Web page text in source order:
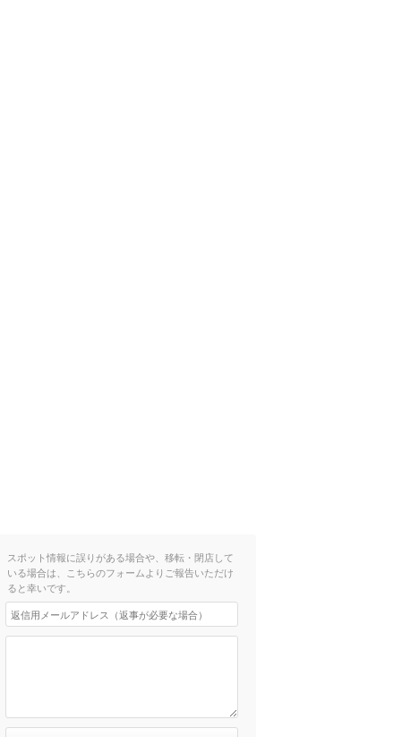
（徒歩8分）
スポット情報に誤りがある場合や、移転・閉店して
いる場合は、こちらのフォームよりご報告いただけ
ると幸いです。